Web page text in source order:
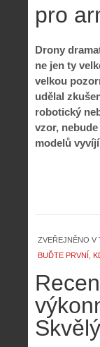
pro
Drony
ne jen ty
velkou
udělal
robotický
vzor,
modelů
ZVEŘEJNĚNO V
BUĎTE PRVNÍ,